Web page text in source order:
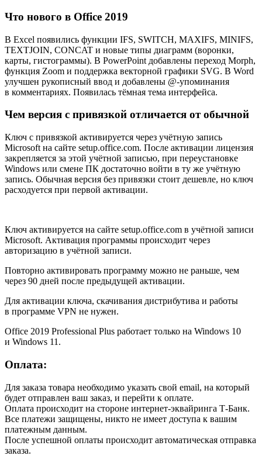
Что нового в Office 2019
В Excel появились функции IFS, SWITCH, MAXIFS, MINIFS,
TEXTJOIN, CONCAT и новые типы диаграмм (воронки,
карты, гистограммы). В PowerPoint добавлены переход Morph,
функция Zoom и поддержка векторной графики SVG. В Word
улучшен рукописный ввод и добавлены @-упоминания
в комментариях. Появилась тёмная тема интерфейса.
Чем версия с привязкой отличается от обычной
Ключ с привязкой активируется через учётную запись
Microsoft на сайте setup.office.com. После активации лицензия
закрепляется за этой учётной записью, при переустановке
Windows или смене ПК достаточно войти в ту же учётную
запись. Обычная версия без привязки стоит дешевле, но ключ
расходуется при первой активации.
Ключ активируется на сайте setup.office.com в учётной записи
Microsoft. Активация программы происходит через
авторизацию в учётной записи.
Повторно активировать программу можно не раньше, чем
через 90 дней после предыдущей активации.
Для активации ключа, скачивания дистрибутива и работы
в программе VPN не нужен.
Office 2019 Professional Plus работает только на Windows 10
и Windows 11.
Оплата:
Для заказа товара необходимо указать свой email, на который
будет отправлен ваш заказ, и перейти к оплате.
Оплата происходит на стороне интернет-эквайринга Т-Банк.
Все платежи защищены, никто не имеет доступа к вашим
платежным данным.
После успешной оплаты происходит автоматическая отправка
заказа.